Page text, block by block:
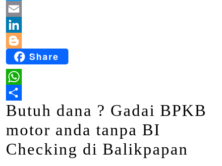
Twitter
Email
LinkedIn
BloggerShare
WhatsApp
Share
Butuh dana ? Gadai BPKB
motor anda tanpa BI
Checking di Balikpapan